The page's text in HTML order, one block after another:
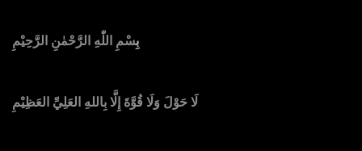
بِسْمِ اللّٰهِ الرَّحْمٰنِ الرَّحِيْمِ
لَا حَوْلَ وَلَا قُوَّةَ إِلَّا بِاللهِ العَلِيِّ العَظِيْمِ